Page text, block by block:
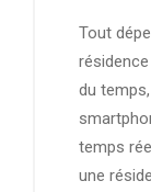
Tout
du
temps
une